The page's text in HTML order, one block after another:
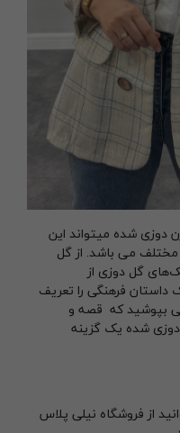
دوزی شده میتواند این
مختلف می باشد. از گل
گل دوزی از
داستان فرهنگی را تعریف
بپوشید که قصه و
دوزی شده یک گزینه
از فروشگاه نیلی پلاس